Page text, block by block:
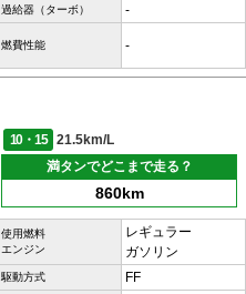
過給器（ターボ） -
燃費性能 -
10・15
21.5km/L
満タンでどこまで走る？
860km
使用燃料
エンジン
レギュラー
ガソリン
駆動方式 FF